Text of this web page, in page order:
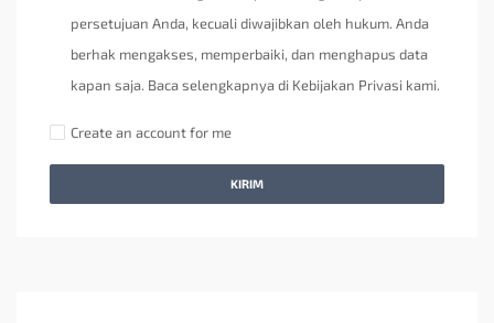
persetujuan Anda, kecuali diwajibkan oleh hukum. Anda
berhak mengakses, memperbaiki, dan menghapus data
kapan saja. Baca selengkapnya di Kebijakan Privasi kami.
Create an account for me
KIRIM